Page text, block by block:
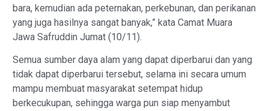
bara, kemudian ada peternakan, perkebunan, dan perikanan
yang juga hasilnya sangat banyak,” kata Camat Muara
Jawa Safruddin Jumat (10/11).
Semua sumber daya alam yang dapat diperbarui dan yang
tidak dapat diperbarui tersebut, selama ini secara umum
mampu membuat masyarakat setempat hidup
berkecukupan, sehingga warga pun siap menyambut